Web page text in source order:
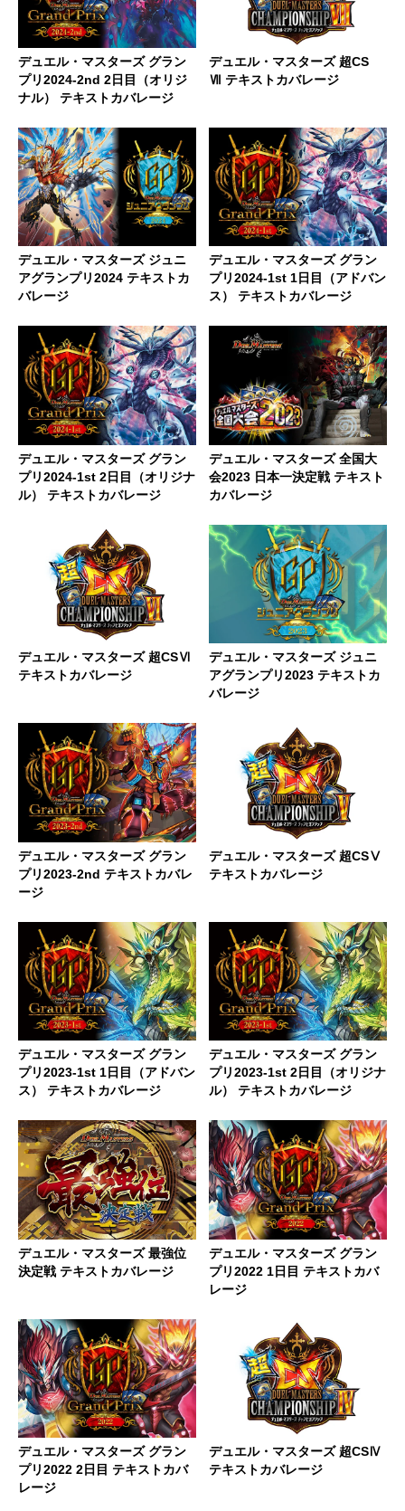
デュエル・マスターズ グラン
プリ2024-2nd 2日目（オリジ
ナル） テキストカバレージ
デュエル・マスターズ 超CS
Ⅶ テキストカバレージ
デュエル・マスターズ ジュニ
アグランプリ2024 テキストカ
バレージ
デュエル・マスターズ グラン
プリ2024-1st 1日目（アドバン
ス） テキストカバレージ
デュエル・マスターズ グラン
プリ2024-1st 2日目（オリジナ
ル） テキストカバレージ
デュエル・マスターズ 全国大
会2023 日本一決定戦 テキスト
カバレージ
デュエル・マスターズ 超CSⅥ
テキストカバレージ
デュエル・マスターズ ジュニ
アグランプリ2023 テキストカ
バレージ
デュエル・マスターズ グラン
プリ2023-2nd テキストカバレ
ージ
デュエル・マスターズ 超CSⅤ
テキストカバレージ
デュエル・マスターズ グラン
プリ2023-1st 1日目（アドバン
ス） テキストカバレージ
デュエル・マスターズ グラン
プリ2023-1st 2日目（オリジナ
ル） テキストカバレージ
デュエル・マスターズ 最強位
決定戦 テキストカバレージ
デュエル・マスターズ グラン
プリ2022 1日目 テキストカバ
レージ
デュエル・マスターズ グラン
プリ2022 2日目 テキストカバ
レージ
デュエル・マスターズ 超CSⅣ
テキストカバレージ